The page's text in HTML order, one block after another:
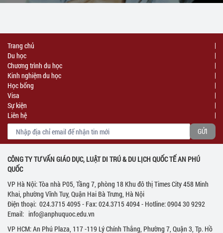
Trang chủ
Du học
Chương trình du học
Kinh nghiệm du học
Học bổng
Visa
Sự kiện
Liên hệ
CÔNG TY TƯ VẤN GIÁO DỤC, LUẬT DI TRÚ & DU LỊCH QUỐC TẾ AN PHÚ
QUỐC
VP Hà Nội: Tòa nhà P05, Tầng 7, phòng 18 Khu đô thị Times City 458 Minh
Khai, phường Vĩnh Tuy, Quận Hai Bà Trưng, Hà Nội
Điện thoại: 024.3715 4095 - Fax: 024.3715 4094 - Hotline: 0904 30 9292
Email: info@anphuquoc.edu.vn
VP HCM: An Phú Plaza, 117 -119 Lý Chính Thắng, Phường 7, Quận 3, Tp. Hồ